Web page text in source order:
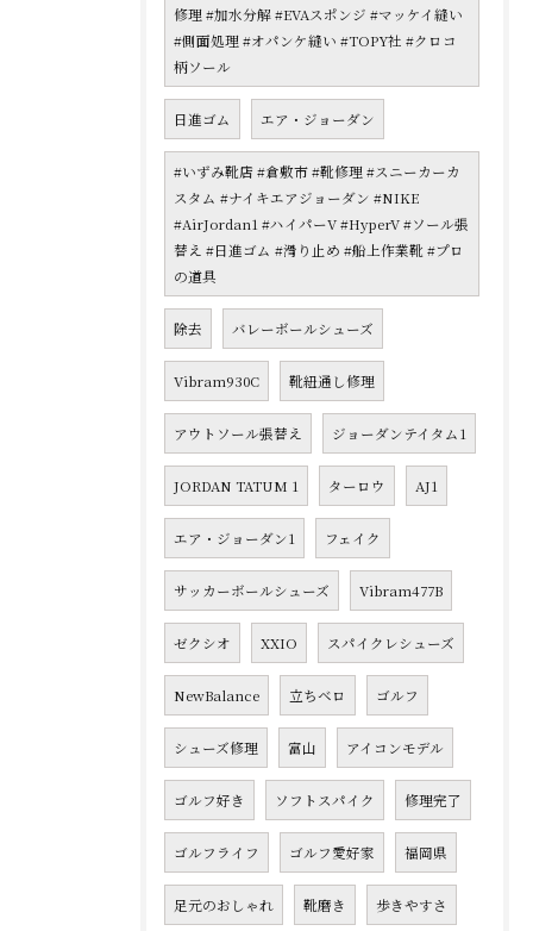
修理 #加水分解 #EVAスポンジ #マッケイ縫い
#側面処理 #オパンケ縫い #TOPY社 #クロコ
柄ソール
日進ゴム エア・ジョーダン
#いずみ靴店 #倉敷市 #靴修理 #スニーカーカ
スタム #ナイキエアジョーダン #NIKE
#AirJordan1 #ハイパーV #HyperV #ソール張
替え #日進ゴム #滑り止め #船上作業靴 #プロ
の道具
除去 バレーボールシューズ
Vibram930C 靴紐通し修理
アウトソール張替え ジョーダンテイタム1
JORDAN TATUM 1 ターロウ AJ1
エア・ジョーダン1 フェイク
サッカーボールシューズ Vibram477B
ゼクシオ XXIO スパイクレシューズ
NewBalance 立ちベロ ゴルフ
シューズ修理 富山 アイコンモデル
ゴルフ好き ソフトスパイク 修理完了
ゴルフライフ ゴルフ愛好家 福岡県
足元のおしゃれ 靴磨き 歩きやすさ